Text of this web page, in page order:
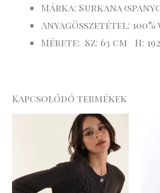
Márka: Surkana
Anyagösszetétel: 100%
Mérete: Sz: 63 cm H:
Kapcsolódó termékek